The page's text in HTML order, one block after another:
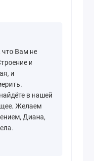
Вам не
и
и
в нашей
Желаем
Диана,